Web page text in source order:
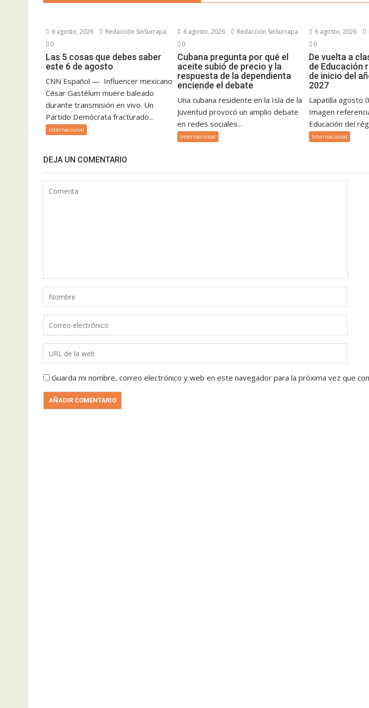
6 agosto, 2026
Redacción SinSurrapa
0
Las 5 cosas que debes saber
este 6 de agosto
CNN Español — Influencer mexicano
César Gastélum muere baleado
durante transmisión en vivo. Un
Partido Demócrata fracturado...
Internacional
6 agosto, 2026
Redacción SinSurrapa
0
Cubana pregunta por qué el
aceite subió de precio y la
respuesta de la dependienta
enciende el debate
Una cubana residente en la Isla de la
Juventud provocó un amplio debate
en redes sociales...
Internacional
6 agosto, 2026
0
De vuelta a
de Educación
de inicio del
2027
Lapatilla agosto
Imagen
Educación del
Internacional
DEJA UN COMENTARIO
Guarda mi nombre, correo electrónico y web en este navegador para la próxima vez que